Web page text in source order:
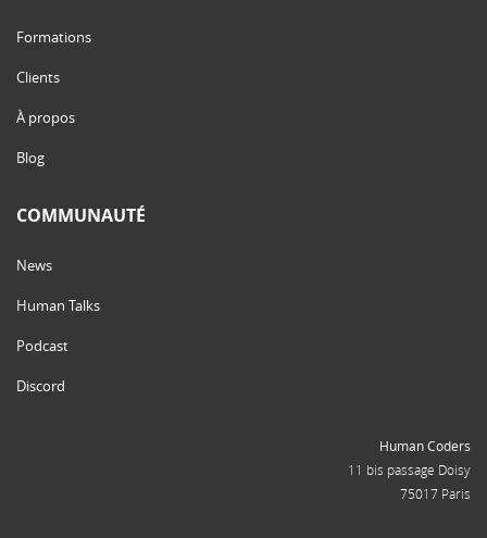
Formations
Clients
À propos
Blog
COMMUNAUTÉ
News
Human Talks
Podcast
Discord
Human Coders
11 bis passage Doisy
75017 Paris